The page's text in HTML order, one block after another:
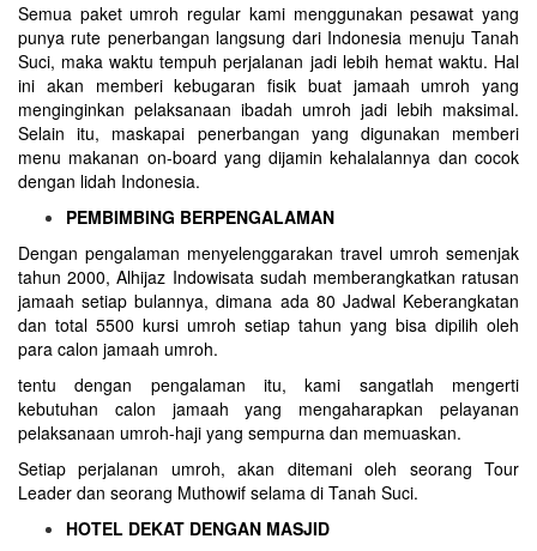
Semua paket umroh regular kami menggunakan pesawat yang
punya rute penerbangan langsung dari Indonesia menuju Tanah
Suci, maka waktu tempuh perjalanan jadi lebih hemat waktu. Hal
ini akan memberi kebugaran fisik buat jamaah umroh yang
menginginkan pelaksanaan ibadah umroh jadi lebih maksimal.
Selain itu, maskapai penerbangan yang digunakan memberi
menu makanan on-board yang dijamin kehalalannya dan cocok
dengan lidah Indonesia.
PEMBIMBING BERPENGALAMAN
Dengan pengalaman menyelenggarakan travel umroh semenjak
tahun 2000, Alhijaz Indowisata sudah memberangkatkan ratusan
jamaah setiap bulannya, dimana ada 80 Jadwal Keberangkatan
dan total 5500 kursi umroh setiap tahun yang bisa dipilih oleh
para calon jamaah umroh.
tentu dengan pengalaman itu, kami sangatlah mengerti
kebutuhan calon jamaah yang mengaharapkan pelayanan
pelaksanaan umroh-haji yang sempurna dan memuaskan.
Setiap perjalanan umroh, akan ditemani oleh seorang Tour
Leader dan seorang Muthowif selama di Tanah Suci.
HOTEL DEKAT DENGAN MASJID